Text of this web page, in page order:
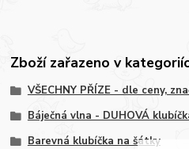
Zboží zařazeno v
VŠECHNY PŘÍZE - dle ceny,
Báječná vlna - DUHOVÁ
Barevná klubíčka na šátky